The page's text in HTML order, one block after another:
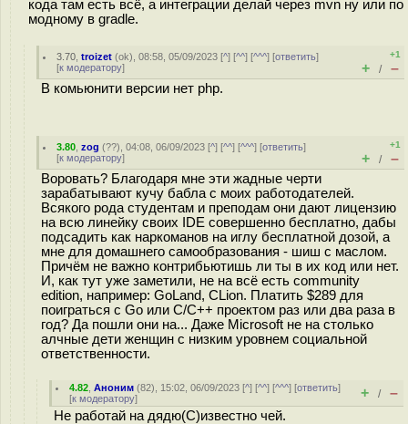
кода там есть всё, а интеграции делай через mvn ну или по
модному в gradle.
3.70 ,troizet (ok), 08:58, 05/09/2023 [^] [^^] [^^^] [ответить]
[к модератору]
+1
+ / –
В комьюнити версии нет php.
3.80 ,zog (??), 04:08, 06/09/2023 [^] [^^] [^^^] [ответить]
[к модератору]
+1
+ / –
Воровать? Благодаря мне эти жадные черти
зарабатывают кучу бабла с моих работодателей.
Всякого рода студентам и преподам они дают лицензию
на всю линейку своих IDE совершенно бесплатно, дабы
подсадить как наркоманов на иглу бесплатной дозой, а
мне для домашнего самообразования - шиш с маслом.
Причём не важно контрибьютишь ли ты в их код или нет.
И, как тут уже заметили, не на всё есть community
edition, например: GoLand, CLion. Платить $289 для
поиграться с Go или C/C++ проектом раз или два раза в
год? Да пошли они на... Даже Microsoft не на столько
алчные дети женщин с низким уровнем социальной
ответственности.
4.82 ,Аноним (82), 15:02, 06/09/2023 [^] [^^] [^^^] [ответить]
[к модератору] + / –
Не работай на дядю(С)известно чей.